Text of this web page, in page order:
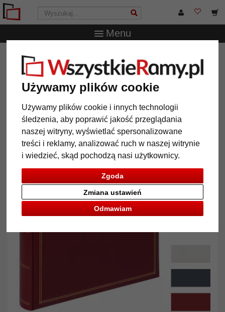
Używamy plików cookie
Używamy plików cookie i innych technologii
śledzenia, aby poprawić jakość przeglądania
naszej witryny, wyświetlać spersonalizowane
treści i reklamy, analizować ruch w naszej witrynie
i wiedzieć, skąd pochodzą nasi użytkownicy.
Zgoda
Odmawiam
Zmiana ustawień
Menu
WszystkieRamy.pl
książka "Monza" do wklejania, 33x34 cm
Album książka "Monza" do
wklejania, 33x34 cm